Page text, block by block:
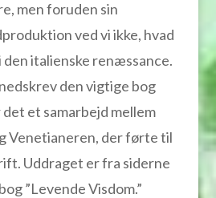
men foruden sin
ved vi ikke, hvad
den italienske renæssance.
den vigtige bog
det et samarbejd mellem
Venetianeren, der førte til
Uddraget er fra siderne
”Levende Visdom.”